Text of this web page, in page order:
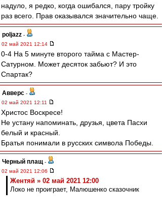
надуло, я редко, когда ошибался, пару тройку
раз всего. Прав оказывался значительно чаще.
poljazz -
02 май 2021 12:14
0-4 На 5 минуте второго тайма с Мастер-
Сатурном. Может десяток забьют? И это
Спартак?
Авверс -
02 май 2021 12:11
Христос Воскресе!
Не устану напоминать, друзья, цвета Пасхи
белый и красный.
Братья понимали в русских символа Победы.
Черный плащ -
02 май 2021 12:06
Жентяй » 02 май 2021 12:00
Локо не проиграет, Малюшенко сказочник